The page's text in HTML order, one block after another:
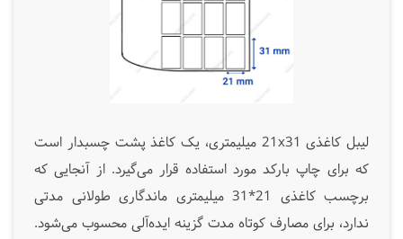
لیبل کاغذی 21x31 میلیمتری، یک کاغذ پشت چسبدار است
که برای چاپ بارکد مورد استفاده قرار می‌گیرد. از آنجایی که
برچسب کاغذی 21*31 میلیمتری ماندگاری طولانی مدتی
ندارد، برای مصارف کوتاه مدت گزینه ایده‌آلی محسوب می‌شود.